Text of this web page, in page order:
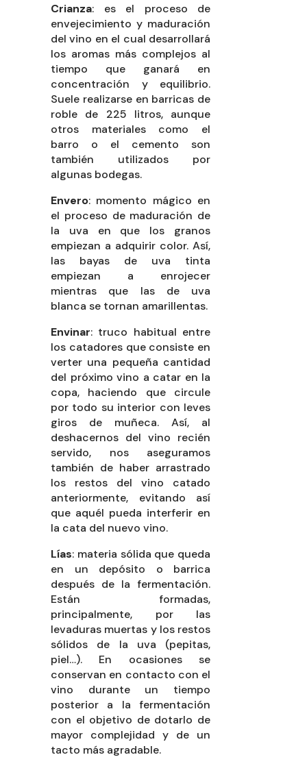
Crianza: es el proceso de
envejecimiento y maduración
del vino en el cual desarrollará
los aromas más complejos al
tiempo que ganará en
concentración y equilibrio.
Suele realizarse en barricas de
roble de 225 litros, aunque
otros materiales como el
barro o el cemento son
también utilizados por
algunas bodegas.
Envero: momento mágico en
el proceso de maduración de
la uva en que los granos
empiezan a adquirir color. Así,
las bayas de uva tinta
empiezan a enrojecer
mientras que las de uva
blanca se tornan amarillentas.
Envinar: truco habitual entre
los catadores que consiste en
verter una pequeña cantidad
del próximo vino a catar en la
copa, haciendo que circule
por todo su interior con leves
giros de muñeca. Así, al
deshacernos del vino recién
servido, nos aseguramos
también de haber arrastrado
los restos del vino catado
anteriormente, evitando así
que aquél pueda interferir en
la cata del nuevo vino.
Lías: materia sólida que queda
en un depósito o barrica
después de la fermentación.
Están formadas,
principalmente, por las
levaduras muertas y los restos
sólidos de la uva (pepitas,
piel…). En ocasiones se
conservan en contacto con el
vino durante un tiempo
posterior a la fermentación
con el objetivo de dotarlo de
mayor complejidad y de un
tacto más agradable.